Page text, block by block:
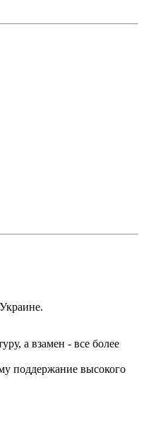
а взамен - все более
поддержание высокого